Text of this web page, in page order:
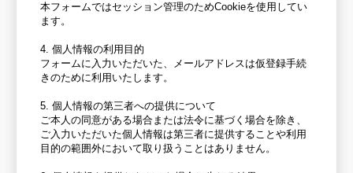
本フォームではセッション管理のためCookieを使用してい
ます。
4. 個人情報の利用目的
フォームに入力いただいた、メールアドレスは仮登録手続
きのために利用いたします。
5. 個人情報の第三者への提供について
ご本人の同意がある場合または法令に基づく場合を除き、
ご入力いただいた個人情報は第三者に提供することや利用
目的の範囲外において取り扱うことはありません。